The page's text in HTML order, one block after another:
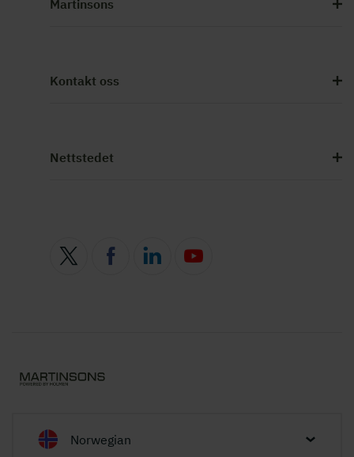
Martinsons
Kontakt oss
Nettstedet
Norwegian